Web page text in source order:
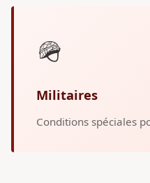
🪖
Militaires
Conditions spéciales